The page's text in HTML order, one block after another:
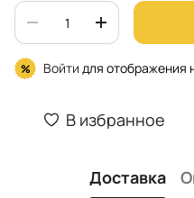
% Войти для отображения
В избранное
Доставка